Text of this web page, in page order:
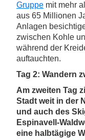
Gruppe mit mehr
aus 65 Millionen
Anlagen
zwischen Kohle
während der
auftauchten.
Tag 2: Wandern
Am zweiten Tag
Stadt weit in der
und auch des
Espinavell-
eine halbtägige